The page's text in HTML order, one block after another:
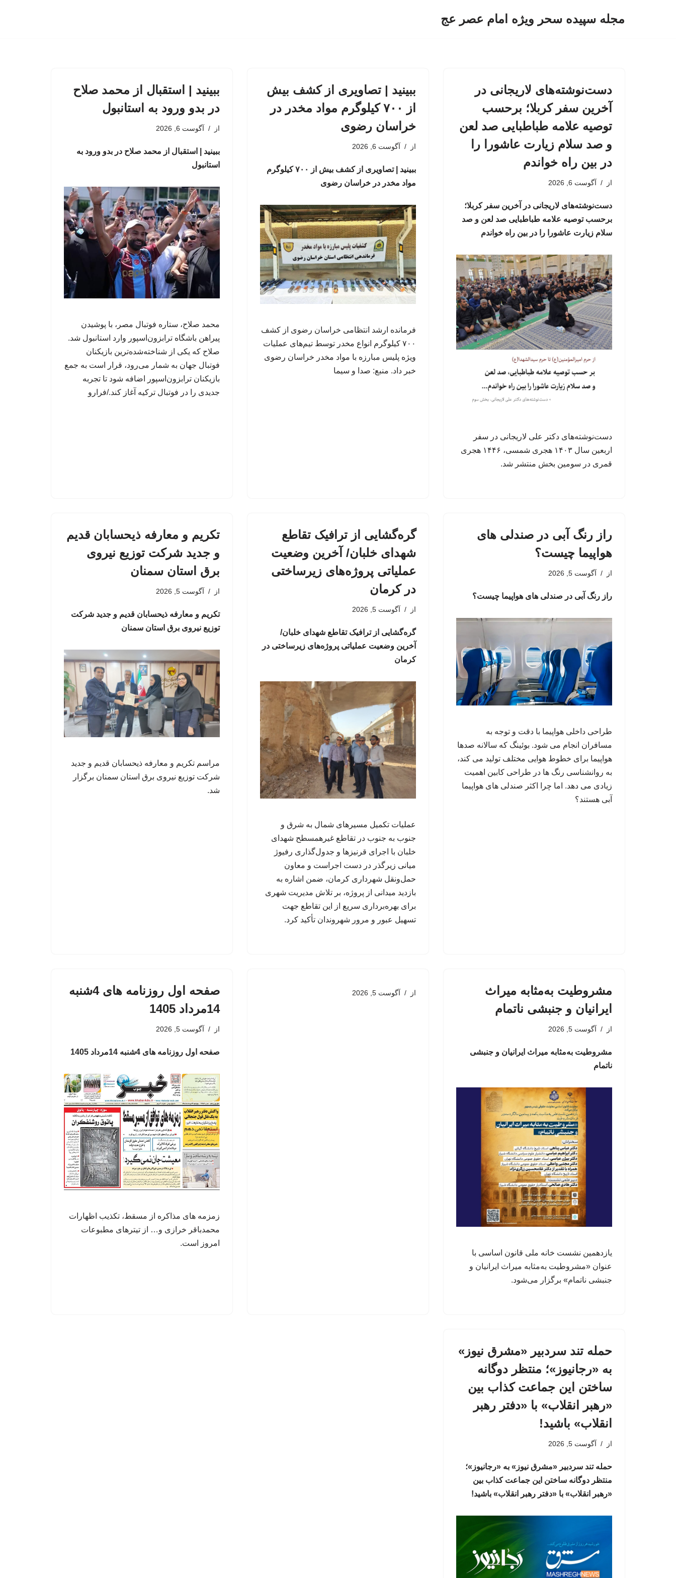
مجله سپیده سحر ویژه امام عصر عج
دست‌نوشته‌های لاریجانی در
آخرین سفر کربلا؛ برحسب
توصیه علامه طباطبایی صد لعن
و صد سلام زیارت عاشورا را
در بین راه خواندم
از آگوست 6, 2026
دست‌نوشته‌های لاریجانی در آخرین سفر کربلا؛
برحسب توصیه علامه طباطبایی صد لعن و صد
سلام زیارت عاشورا را در بین راه خواندم
دست‌نوشته‌های دکتر علی لاریجانی در سفر
اربعین سال ۱۴۰۳ هجری شمسی، ۱۴۴۶ هجری
قمری در سومین بخش منتشر شد.
ببینید | تصاویری از کشف بیش
از ۷۰۰ کیلوگرم مواد مخدر در
خراسان رضوی
از آگوست 6, 2026
ببینید | تصاویری از کشف بیش از ۷۰۰ کیلوگرم
مواد مخدر در خراسان رضوی
فرمانده ارشد انتظامی خراسان رضوی از کشف
۷۰۰ کیلوگرم انواع مخدر توسط تیم‌های عملیات
ویژه پلیس مبارزه با مواد مخدر خراسان رضوی
خبر داد. منبع: صدا و سیما
ببینید | استقبال از محمد صلاح
در بدو ورود به استانبول
از آگوست 6, 2026
ببینید | استقبال از محمد صلاح در بدو ورود به
استانبول
محمد صلاح، ستاره فوتبال مصر، با پوشیدن
پیراهن باشگاه ترابزون‌اسپور وارد استانبول شد.
صلاح که یکی از شناخته‌شده‌ترین بازیکنان
فوتبال جهان به شمار می‌رود، قرار است به جمع
بازیکنان ترابزون‌اسپور اضافه شود تا تجربه
جدیدی را در فوتبال ترکیه آغاز کند./فرارو
راز رنگ آبی در صندلی های
هواپیما چیست؟
از آگوست 5, 2026
راز رنگ آبی در صندلی های هواپیما چیست؟
طراحی داخلی هواپیما با دقت و توجه به
مسافران انجام می شود. بوئینگ که سالانه صدها
هواپیما برای خطوط هوایی مختلف تولید می کند،
به روانشناسی رنگ ها در طراحی کابین اهمیت
زیادی می دهد. اما چرا اکثر صندلی های هواپیما
آبی هستند؟
گره‌گشایی از ترافیک تقاطع
شهدای خلبان/ آخرین وضعیت
عملیاتی پروژه‌های زیرساختی
در کرمان
از آگوست 5, 2026
گره‌گشایی از ترافیک تقاطع شهدای خلبان/
آخرین وضعیت عملیاتی پروژه‌های زیرساختی در
کرمان
عملیات تکمیل مسیرهای شمال به شرق و
جنوب به جنوب در تقاطع غیرهمسطح شهدای
خلبان با اجرای قرنیزها و جدول‌گذاری رفیوژ
میانی زیرگذر در دست اجراست و معاون
حمل‌ونقل شهرداری کرمان، ضمن اشاره به
بازدید میدانی از پروژه، بر تلاش مدیریت شهری
برای بهره‌برداری سریع از این تقاطع جهت
تسهیل عبور و مرور شهروندان تأکید کرد.
تکریم و معارفه ذیحسابان قدیم
و جدید شرکت توزیع نیروی
برق استان سمنان
از آگوست 5, 2026
تکریم و معارفه ذیحسابان قدیم و جدید شرکت
توزیع نیروی برق استان سمنان
مراسم تکریم و معارفه ذیحسابان قدیم و جدید
شرکت توزیع نیروی برق استان سمنان برگزار
شد.
مشروطیت به‌مثابه میراث
ایرانیان و جنبشی ناتمام
از آگوست 5, 2026
مشروطیت به‌مثابه میراث ایرانیان و جنبشی
ناتمام
یازدهمین نشست خانه ملی قانون اساسی با
عنوان «مشروطیت به‌مثابه میراث ایرانیان و
جنبشی ناتمام» برگزار می‌شود.
از آگوست 5, 2026
صفحه اول روزنامه های 4شنبه
14مرداد 1405
از آگوست 5, 2026
صفحه اول روزنامه های 4شنبه 14مرداد 1405
زمزمه های مذاکره از مسقط، تکذیب اظهارات
محمدباقر خرازی و… از تیترهای مطبوعات
امروز است.
حمله تند سردبیر «مشرق نیوز»
به «رجانیوز»؛ منتظر دوگانه
ساختن این جماعت کذاب بین
«رهبر انقلاب» با «دفتر رهبر
انقلاب» باشید!
از آگوست 5, 2026
حمله تند سردبیر «مشرق نیوز» به «رجانیوز»؛
منتظر دوگانه ساختن این جماعت کذاب بین
«رهبر انقلاب» با «دفتر رهبر انقلاب» باشید!